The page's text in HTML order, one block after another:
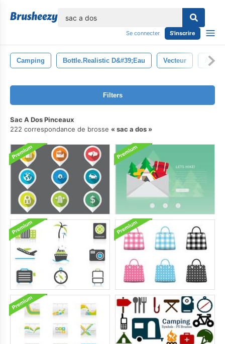
Se connecter S'inscrire
Camping Bottle.realistic D&#39;eau Vecteur Arbre
Filters
Sac A Dos Pinceaux
222 correspondance de brosse
sac a dos